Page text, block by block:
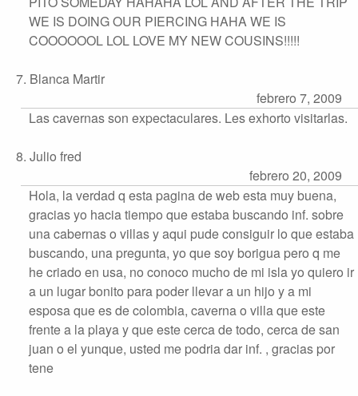
WE IS DOING OUR PIERCING HAHA WE IS
COOOOOOL LOL LOVE MY NEW COUSINS!!!!!
7. Blanca Martir
febrero 7, 2009
Las cavernas son expectaculares. Les exhorto visitarlas.
8. Julio fred
febrero 20, 2009
Hola, la verdad q esta pagina de web esta muy buena,
gracias yo hacia tiempo que estaba buscando inf. sobre
una cabernas o villas y aqui pude consiguir lo que estaba
buscando, una pregunta, yo que soy borigua pero q me
he criado en usa, no conoco mucho de mi isla yo quiero ir
a un lugar bonito para poder llevar a un hijo y a mi
esposa que es de colombia, caverna o villa que este
frente a la playa y que este cerca de todo, cerca de san
juan o el yunque, usted me podria dar inf. , gracias por
tene